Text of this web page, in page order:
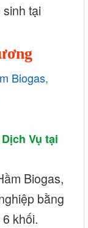
tại
Biogas,
Vụ tại
Biogas,
bằng
khối.